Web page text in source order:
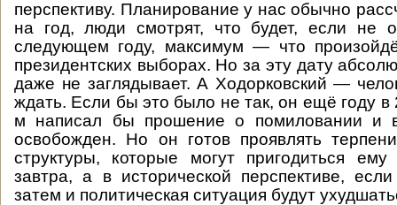
перспективу. Планирование у нас обычно
на год, люди смотрят, что будет, если не
следующем году, максимум — что
президентских выборах. Но за эту дату
даже не заглядывает. А Ходорковский —
ждать. Если бы это было не так, он ещё году
м написал бы прошение о помиловании и
освобожден. Но он готов проявлять
структуры, которые могут пригодиться
завтра, а в исторической перспективе,
затем и политическая ситуация будут